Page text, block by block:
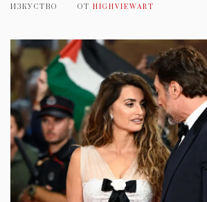
ИЗКУСТВО ОТ HIGHVIEWART